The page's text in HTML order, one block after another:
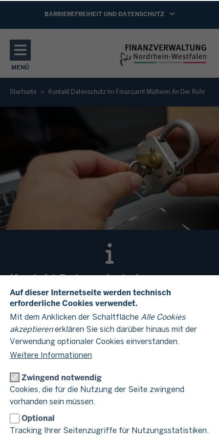
Auf dieser Internetseite werden technisch
erforderliche Cookies verwendet.
Mit dem Anklicken der Schaltfläche Alle Cookies
akzeptierenerklären Sie sich darüber hinaus mit der
Verwendung optionaler Cookies einverstanden.
Weitere Informationen
Zwingend notwendig
Cookies, die für die Nutzung der Seite zwingend
vorhanden sein müssen.
Optional
Tracking Ihrer Seitenzugriffe für Nutzungsstatistiken.
Direkt zum Inhalt
NAVIGATION AKTIVIEREN/DEAKTIVIEREN:
BARRIEREFREIHEIT UND DATENSCHUTZ
MENÜ
NAVIGATION AKTIVIEREN/DEAKTIVIEREN: HAUPTMENÜ
Startseite Kontakt Datenschutz Im Finanzamt Mülheim An Der Ruhr
Kontakt Datenschutz im
Finanzamt Mülheim an der Ruhr
Hinweise zum Datenschutz finden Sie im Beitrag
"Datenschutzhinweise ".
Verantwortlich für die Datenverarbeitung
im Finanzamt Mülheim an der Ruhr
Finanzamt Mülheim an der Ruhr